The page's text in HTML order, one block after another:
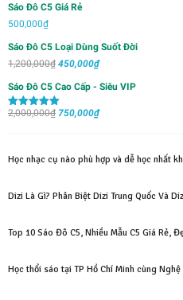
Sáo Đô C5 Giá Rẻ
500,000₫
Sáo Đô C5 Loại Dùng Suốt Đời
1,200,000₫ Giá
1,200,000₫.
450,000₫Giá
là:
Sáo Đô C5 Cao Cấp - Siêu VIP
Được xếp
2,000,000₫ Giá
2,000,000₫.
750,000₫Giá
là:
Học nhạc cụ nào phù hợp và dễ học nhất
Dizi Là Gì? Phân Biệt Dizi Trung Quốc Và
Top 10 Sáo Đô C5, Nhiều Mẫu C5 Giá Rẻ,
Học thổi sáo tại TP Hồ Chí Minh cùng